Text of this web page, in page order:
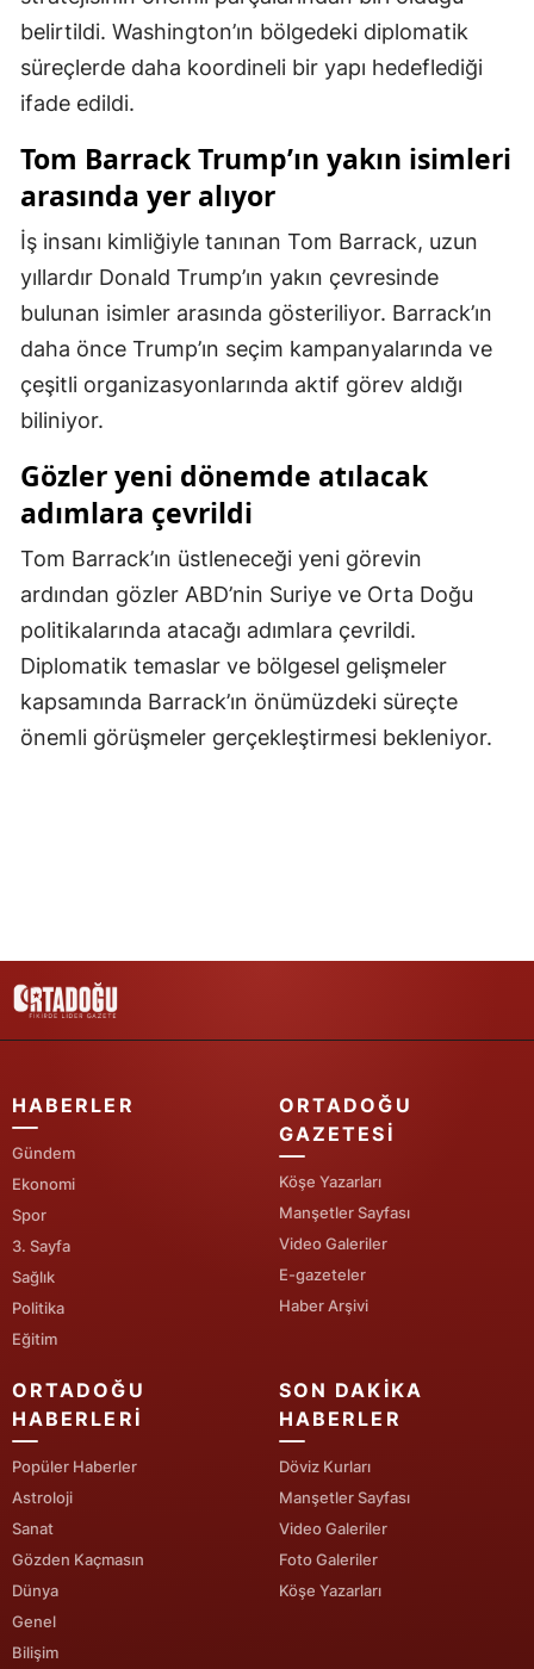
Rize
Sakarya
Siirt
Sinop
Sivas
Tekirdağ
Tokat
Trabzon
Şanlıurfa
Uşak
Van
Yozgat
Zonguldak
Aksaray
Bartın
Iğdır
Yalova
Kilis
Düzce
belirtildi. Washington’ın bölgedeki diplomatik
süreçlerde daha koordineli bir yapı hedeflediği
ifade edildi.
Tom Barrack Trump’ın yakın isimleri
arasında yer alıyor
İş insanı kimliğiyle tanınan Tom Barrack, uzun
yıllardır Donald Trump’ın yakın çevresinde
bulunan isimler arasında gösteriliyor. Barrack’ın
daha önce Trump’ın seçim kampanyalarında ve
çeşitli organizasyonlarında aktif görev aldığı
biliniyor.
Gözler yeni dönemde atılacak
adımlara çevrildi
Tom Barrack’ın üstleneceği yeni görevin
ardından gözler ABD’nin Suriye ve Orta Doğu
politikalarında atacağı adımlara çevrildi.
Diplomatik temaslar ve bölgesel gelişmeler
kapsamında Barrack’ın önümüzdeki süreçte
önemli görüşmeler gerçekleştirmesi bekleniyor.
HABERLER
Gündem
Ekonomi
Spor
3. Sayfa
Sağlık
Politika
Eğitim
ORTADOĞU
GAZETESI
Köşe Yazarları
Manşetler Sayfası
Video Galeriler
E-gazeteler
Haber Arşivi
ORTADOĞU
HABERLERI
Popüler Haberler
Astroloji
Sanat
Gözden Kaçmasın
Dünya
Genel
Bilişim
SON DAKIKA
HABERLER
Döviz Kurları
Manşetler Sayfası
Video Galeriler
Foto Galeriler
Köşe Yazarları